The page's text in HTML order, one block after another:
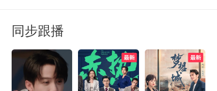
同步跟播